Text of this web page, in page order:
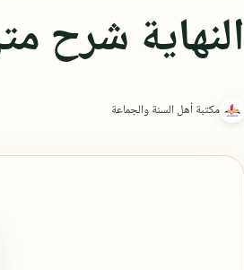
النهاية شرح